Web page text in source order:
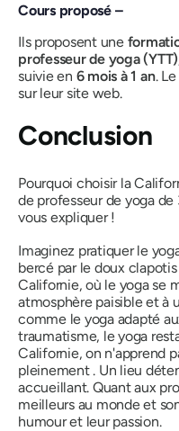
Cours proposé –
Ils proposent une
professeur de yoga
suivie en 6 mois à 1 an.
sur leur site web.
Conclusion
Pourquoi choisir la
de professeur de yoga
vous expliquer !
Imaginez pratiquer le
bercé par le doux
Californie, où le yoga se
atmosphère paisible et à
comme le yoga adapté
traumatisme, le yoga
Californie, on n'apprend
pleinement. Un lieu
accueillant. Quant aux
meilleurs au monde et
humour et leur passion.